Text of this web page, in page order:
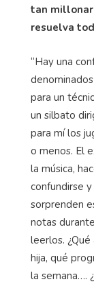
tan
resuelva
“Hay una
denominados
para un
un silbato
para mí los
o menos. El
la música,
confundirse
sorprenden
notas
leerlos.
hija, qué
la semana….